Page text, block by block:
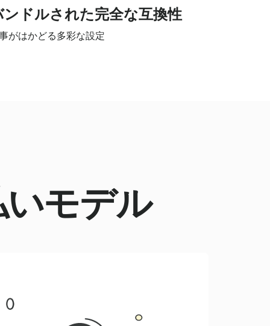
ンドルされた完全な互換性
がはかどる多彩な設定
モデル